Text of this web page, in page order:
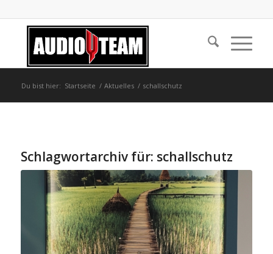
Du bist hier: Startseite / Aktuelles / schallschutz
Schlagwortarchiv für: schallschutz